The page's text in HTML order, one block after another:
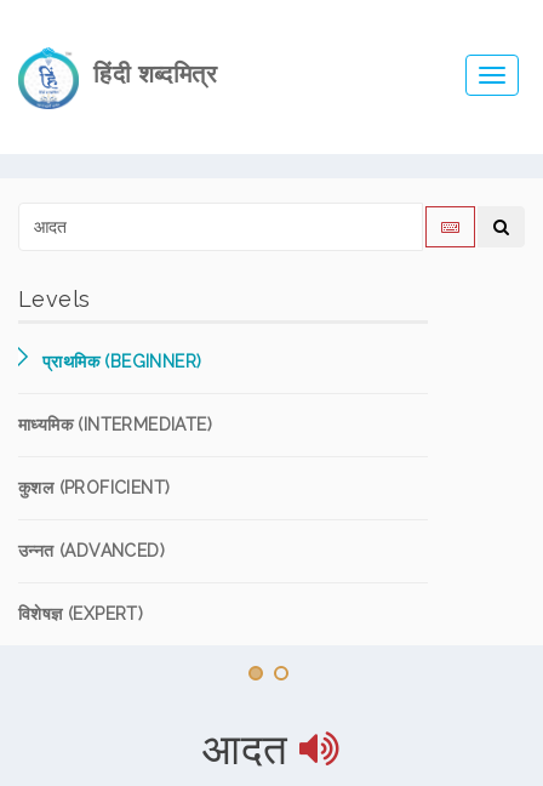
हिंदी शब्दमित्र
Levels
प्राथमिक (BEGINNER)
माध्यमिक (INTERMEDIATE)
कुशल (PROFICIENT)
उन्नत (ADVANCED)
विशेषज्ञ (EXPERT)
आदत